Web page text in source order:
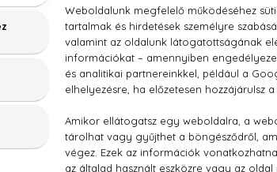
Glucoside, Glycerin, Hydrolyzed Lupine
Oil, Helianthus Annuus Seed Oil, Persea
Seed Oil, Simmondsia Chinensis Seed Oil,
Seed Oil, Prunus Amygdalus Dulcis
Dulcis Peel Oil, Hippophae
Caprylate, Polyglyceryl-6
Sodium Benzoate, Potassium Sorbate,